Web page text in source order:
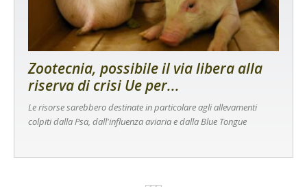
Zootecnia, possibile il via libera alla
riserva di crisi Ue per...
Le risorse sarebbero destinate in particolare agli allevamenti
colpiti dalla Psa, dall'influenza aviaria e dalla Blue Tongue